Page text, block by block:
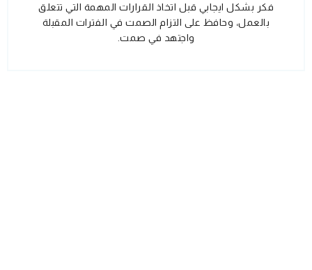
فكر بشكل ايجابي قبل اتخاذ القرارات المهمة التي تتعلق
بالعمل، وحافظ على التزام الصمت في الفترات المقبلة
واجتهد في صمت.